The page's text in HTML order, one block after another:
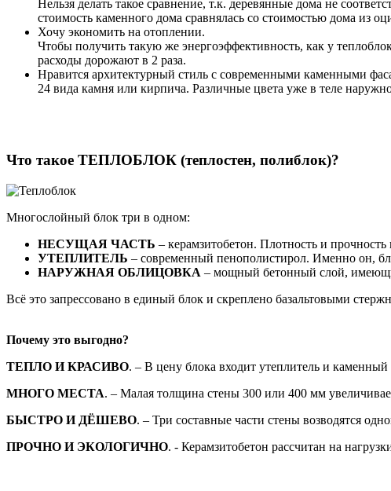
Нельзя делать такое сравнение, т.к. деревянные дома не
стоимость каменного дома сравнялась со стоимостью дома из
Хочу экономить на отоплении.
Чтобы получить такую же энергоэффективность, как у
расходы дорожают в 2 раза.
Нравится архитектурный стиль с современными каменными
24 вида камня или кирпича. Различные цвета уже в теле
Что такое ТЕПЛОБЛОК (теплостен, полиблок)?
Многослойный блок три в одном:
НЕСУЩАЯ ЧАСТЬ – керамзитобетон. Плотность и
УТЕПЛИТЕЛЬ – современный пенополистирол. Именно он,
НАРУЖНАЯ ОБЛИЦОВКА – мощный бетонный слой,
Всё это запрессовано в единый блок и скреплено базальтовыми
Почему это выгодно?
ТЕПЛО И КРАСИВО. – В цену блока входит утеплитель и
МНОГО МЕСТА. – Малая толщина стены 300 или 400 мм
БЫСТРО И ДЁШЕВО. – Три составные части стены возводятся
ПРОЧНО И ЭКОЛОГИЧНО. - Керамзитобетон рассчитан на